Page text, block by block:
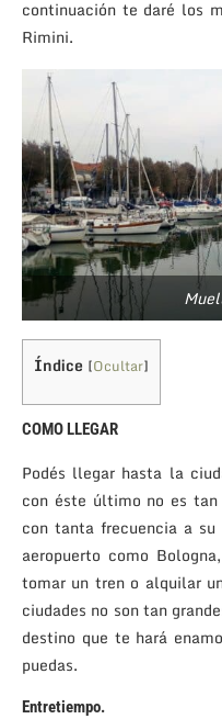
continuación te daré los
Rimini.
Índice [Ocultar]
COMO LLEGAR
Podés llegar hasta la
con éste último no es
con tanta frecuencia a
aeropuerto como
tomar un tren o alquilar
ciudades no son tan
destino que te hará
puedas.
Entretiempo.